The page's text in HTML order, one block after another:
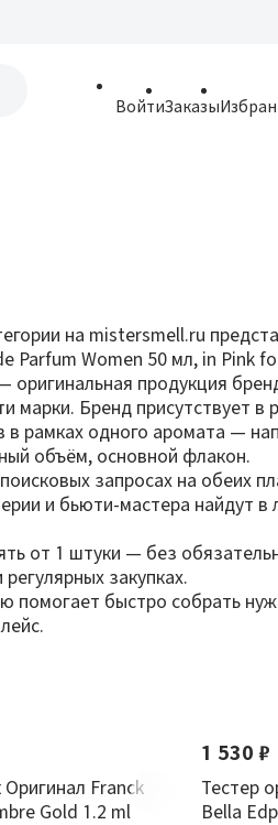
ВойтиЗаказы
на mistersmell.ru
Parfum Women 50 мл, in Pink
оригинальная продукция
марки. Бренд присутствует в
в рамках одного аромата —
объём, основной флакон.
запросах на обеих
и бьюти-мастера найдут в
от 1 штуки — без
закупках.
помогает быстро собрать
Franck
Gold 1.2 ml
1 530 ₽
Тестер
Bella